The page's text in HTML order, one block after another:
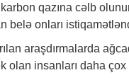
qazına cəlb
belə onları
araşdırmalarda
olan insanları daha çox